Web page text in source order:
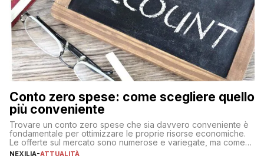
Conto zero spese: come scegliere quello
più conveniente
Trovare un conto zero spese che sia davvero conveniente è
fondamentale per ottimizzare le proprie risorse economiche.
Le offerte sul mercato sono numerose e variegate, ma come
individuare quella più adatta alle proprie esigenze senza
NEXILIA-ATTUALITÀ